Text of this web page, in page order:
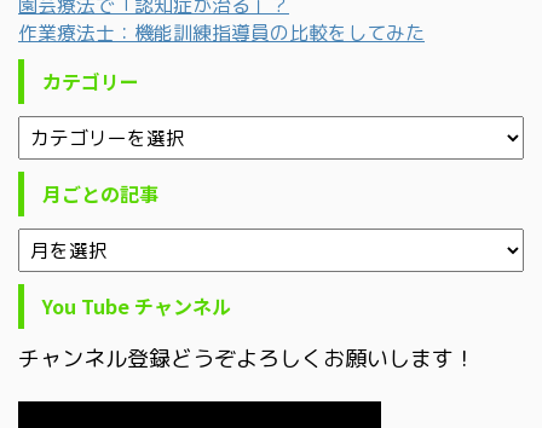
作業療法士：機能訓練指導員の比較をしてみた
カテゴリー
月ごとの記事
You Tube チャンネル
チャンネル登録どうぞよろしくお願いします！